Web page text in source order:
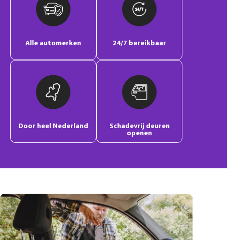
Alle automerken 24/7 bereikbaar
Door heel Nederland
Schadevrij deuren
openen